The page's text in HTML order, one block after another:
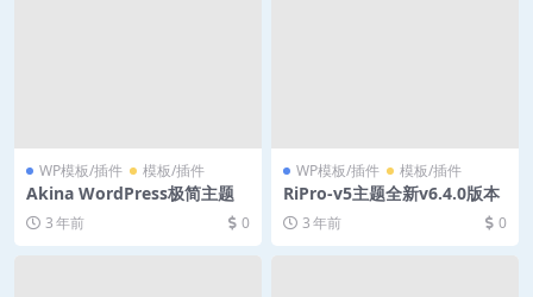
WP模板/插件 模板/插件
Akina WordPress极简主题
3 年前 0
WP模板/插件 模板/插件
RiPro-v5主题全新v6.4.0版本
3 年前 0